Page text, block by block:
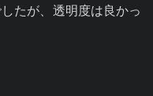
たが、透明度は良かっ